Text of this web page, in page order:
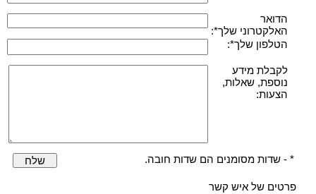
הדואר
האלקטרוני שלך*:
הטלפון שלך*:
לקבלת מידע
נוספת, שאלות,
הצעות:
* - שדות מסומנים הם שדות חובה. שלח
פרטים של איש קשר